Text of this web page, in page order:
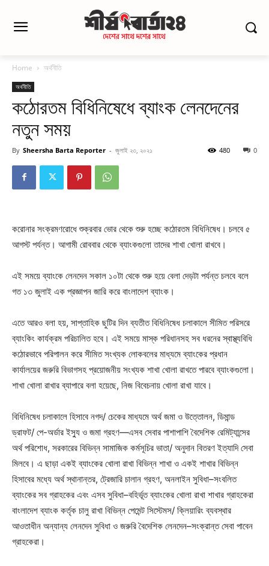
Home অর্থনীতি
অর্থনীতি
কঠোরতম বিধিনিষেধে ব্যাংক লেনদেনের
নতুন সময়
By Sheersha Barta Reporter - জুলাই ২৩, ২০২১ 0
480
করোনার সংক্রমণরোধে শুক্রবার ভোর থেকে শুরু হচ্ছে কঠোরতম বিধিনিষেধ। চলবে ৫
আগস্ট পর্যন্ত। আগামী রোববার থেকে ব্যাংকগুলো তাদের শাখা খোলা রাখবে।
এই সময়ে ব্যাংকে লেনদেন সকাল ১০টা থেকে শুরু হয়ে বেলা দেড়টা পর্যন্ত চলবে বলে
গত ১৩ জুলাই এক প্রজ্ঞাপন জারি করে বাংলাদেশ ব্যাংক।
এতে আরও বলা হয়, সাপ্তাহিক ছুটির দিন ব্যতীত বিধিনিষেধ চলাকালে সীমিত পরিসরে
ব্যাংকিং কার্যক্রম পরিচালিত হবে। এই সময়ে মাস্ক পরিধানসহ সব ধরনের স্বাস্থ্যবিধি
কঠোরভাবে পরিপালন করে সীমিত সংখ্যক লোকবলের মাধ্যমে ব্যাংকের প্রধান
কার্যালয়ের জরুরি বিভাগসহ প্রয়োজনীয় সংখ্যক শাখা খোলা রাখতে পারবে ব্যাংকগুলো।
শাখা খোলা রাখার ব্যাপারে বলা হয়েছে, নিজ বিবেচনায় খোলা রাখা যাবে।
বিধিনিষেধ চলাকালে হিসাবে নগদ/ চেকের মাধ্যমে অর্থ জমা ও উত্তোলন, ডিমান্ড
ড্রাফট/ পে-অর্ডার ইস্যু ও জমা গ্রহণ—এসব সেবার পাশাপাশি বৈদেশিক রেমিট্যান্সের
অর্থ পরিশোধ, সরকারের বিভিন্ন সামাজিক কর্মসূচির ভাতা/ অনুদান বিতরণ ইত্যাদি সেবা
মিলবে। এ ছাড়া একই ব্যাংকের খোলা রাখা বিভিন্ন শাখা ও একই শাখার বিভিন্ন
হিসাবের মধ্যে অর্থ স্থানান্তর, ট্রেজারি চালান গ্রহণ, অনলাইন সুবিধা–সংবলিত
ব্যাংকের সব গ্রাহকের এবং এসব সুবিধা–বহির্ভূত ব্যাংকের খোলা রাখা শাখার গ্রাহকেরা
বাংলাদেশ ব্যাংক কর্তৃক চালু রাখা বিভিন্ন পেমেন্ট সিস্টেমস/ ক্লিয়ারিং ব্যবস্থার
আওতাধীন অন্যান্য লেনদেন সুবিধা ও জরুরি বৈদেশিক লেনদেন–সংক্রান্ত সেবা পাবেন
গ্রাহকেরা।